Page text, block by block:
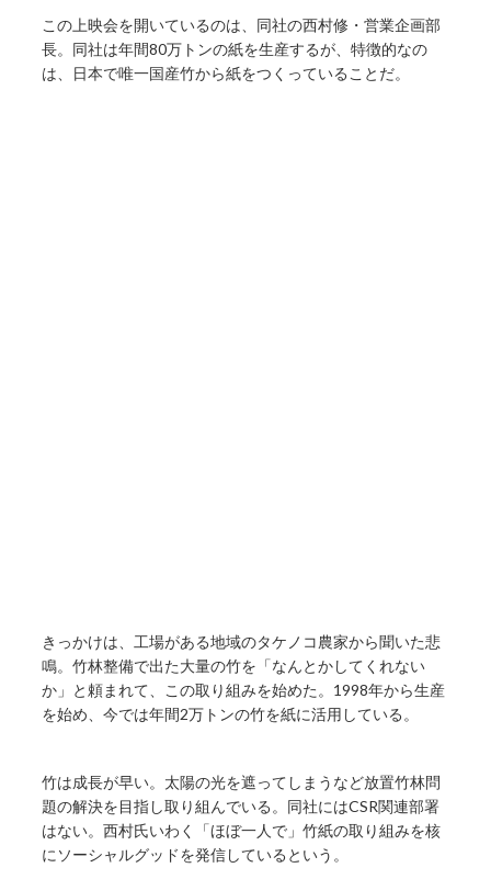
この上映会を開いているのは、同社の西村修・営業企画部
長。同社は年間80万トンの紙を生産するが、特徴的なの
は、日本で唯一国産竹から紙をつくっていることだ。
きっかけは、工場がある地域のタケノコ農家から聞いた悲
鳴。竹林整備で出た大量の竹を「なんとかしてくれない
か」と頼まれて、この取り組みを始めた。1998年から生産
を始め、今では年間2万トンの竹を紙に活用している。
竹は成長が早い。太陽の光を遮ってしまうなど放置竹林問
題の解決を目指し取り組んでいる。同社にはCSR関連部署
はない。西村氏いわく「ほぼ一人で」竹紙の取り組みを核
にソーシャルグッドを発信しているという。